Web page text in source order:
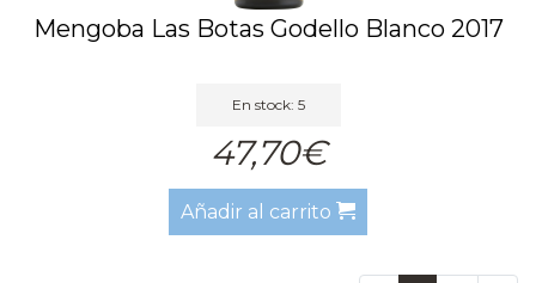
Mengoba Las Botas Godello Blanco 2017
En stock: 5
47,70€
Añadir al carrito